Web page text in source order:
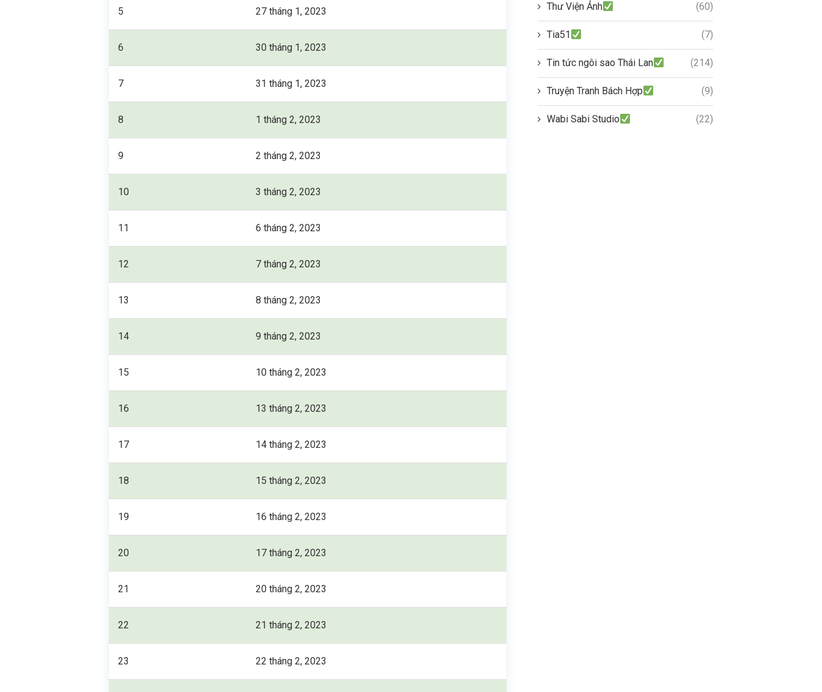
5 27 tháng 1, 2023
6 30 tháng 1, 2023
7 31 tháng 1, 2023
8 1 tháng 2, 2023
9 2 tháng 2, 2023
10 3 tháng 2, 2023
11 6 tháng 2, 2023
12 7 tháng 2, 2023
13 8 tháng 2, 2023
14 9 tháng 2, 2023
15 10 tháng 2, 2023
16 13 tháng 2, 2023
17 14 tháng 2, 2023
18 15 tháng 2, 2023
19 16 tháng 2, 2023
20 17 tháng 2, 2023
21 20 tháng 2, 2023
22 21 tháng 2, 2023
23 22 tháng 2, 2023
Thư Viện Ảnh (60)
Tia51 (7)
Tin tức ngôi sao Thái Lan (214)
Truyện Tranh Bách Hợp (9)
Wabi Sabi Studio (22)